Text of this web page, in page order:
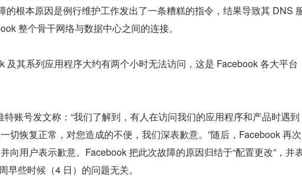
的根本原因是例行维护工作发出了一条糟糕的指令，结果导致其 DNS
整个骨干网络与数据中心之间的连接。
及其系列应用程序大约有两个小时无法访问，这是 Facebook 各大平台
账号发文称：“我们了解到，有人在访问我们的应用程序和产品时遇到
切恢复正常，对您造成的不便，我们深表歉意。”随后，Facebook 再次
向用户表示歉意。Facebook 把此次故障的原因归结于“配置更改”，并
些时候（4 日）的问题无关。